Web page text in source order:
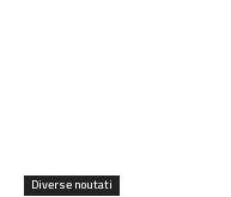
Diverse noutati